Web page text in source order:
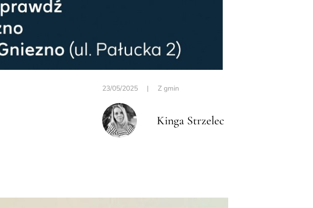
23/05/2025| Z gmin
Kinga Strzelec